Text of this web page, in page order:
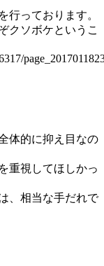
行っております。
クソボケというこ
体的に抑え目なの
重視してほしかっ
、相当な手だれで